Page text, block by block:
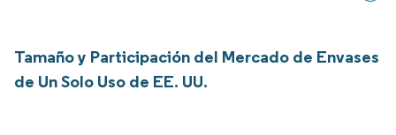
Tamaño y Participación del Mercado de Envases
de Un Solo Uso de EE. UU.